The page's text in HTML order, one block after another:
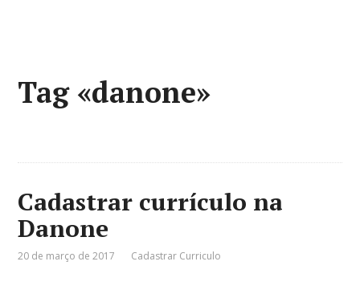
Tag «danone»
Cadastrar currículo na
Danone
20 de março de 2017 Cadastrar Curriculo